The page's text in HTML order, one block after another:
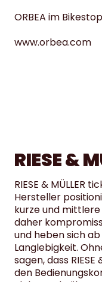
ORBEA im
www.orbea.com
RIESE &
RIESE & MÜLLER
Hersteller
kurze und mittlere
daher
und heben sich
Langlebigkeit.
sagen, dass RIESE
den